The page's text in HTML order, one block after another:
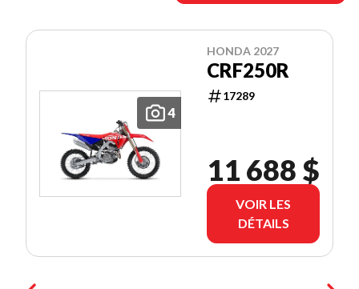
4
HONDA 2027
CRF250R
17289
11 688 $
VOIR LES
DÉTAILS